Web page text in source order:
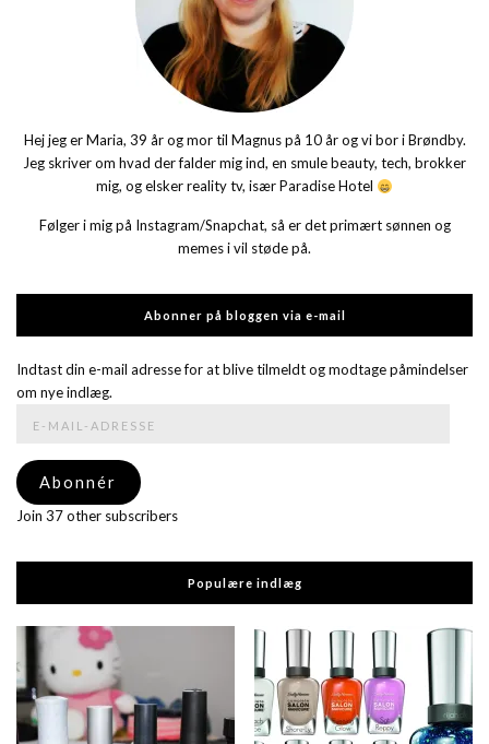
Hej jeg er Maria, 39 år og mor til Magnus på 10 år og vi bor i Brøndby.
Jeg skriver om hvad der falder mig ind, en smule beauty, tech, brokker
mig, og elsker reality tv, især Paradise Hotel
Følger i mig på Instagram/Snapchat, så er det primært sønnen og
memes i vil støde på.
Abonner på bloggen via e-mail
Indtast din e-mail adresse for at blive tilmeldt og modtage påmindelser
om nye indlæg.
adresse
Abonnér
Join 37 other subscribers
Populære indlæg